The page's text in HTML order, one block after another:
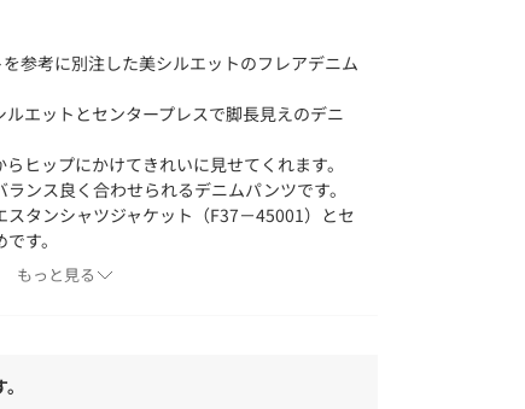
参考に別注した美シルエットのフレアデニム
ルエットとセンタープレスで脚長見えのデニ
ヒップにかけてきれいに見せてくれます。
ンス良く合わせられるデニムパンツです。
スタンシャツジャケット（F37－45001）とセ
す。
るカラーリング。
もっと見る